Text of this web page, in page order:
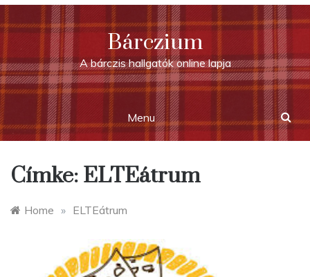
Skip
to
content
Bárczium
A bárczis hallgatók online lapja
Menu
Címke: ELTEátrum
Home » ELTEátrum